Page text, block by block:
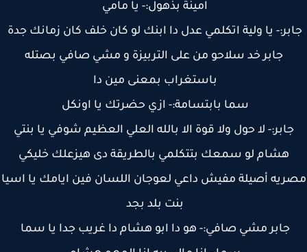
امينة بذهول:- يا مامي
يا ولية اتكلمي عدل دا ابنك لو كان خلف كان زمانك جدة
جابر خد سلاحو من على التربيزة و مشي صافي بصتله
باستغراب بمعنى مين دا
سما بابتسامة:- ازي حضرتك يا اونكل
جابر:- لا حول ولا قوة الا بالله العلي العظيم شوفي يا بنتي
هشام لو سمعك بتتكلمي بالطريقة دى هيزعلك خليكي
أصيلة مفيش داعي لعوجان اللسان فين ايامك يا اسيا
بنت بلد بجد
جابر مشي صافي:- هو دا ابو هشام دا غريب جدا يا سما